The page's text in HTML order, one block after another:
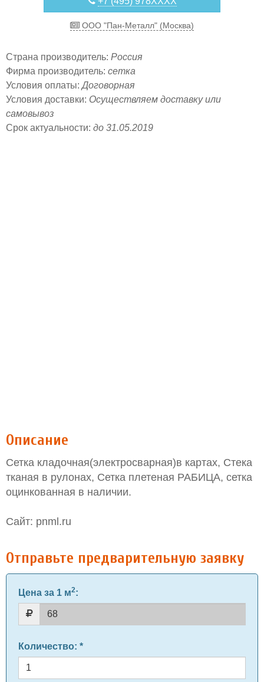
ООО "Пан-Металл" (Москва)
Страна производитель: Россия
Фирма производитель: сетка
Условия оплаты:Договорная
Условия доставки: Осуществляем доставку или
самовывоз
Срок актуальности: до 31.05.2019
Описание
Сетка кладочная(электросварная)в картах, Стека
тканая в рулонах, Сетка плетеная РАБИЦА, сетка
оцинкованная в наличии.
Сайт: pnml.ru
Отправьте предварительную заявку
Цена за 1 м2:
Количество: *